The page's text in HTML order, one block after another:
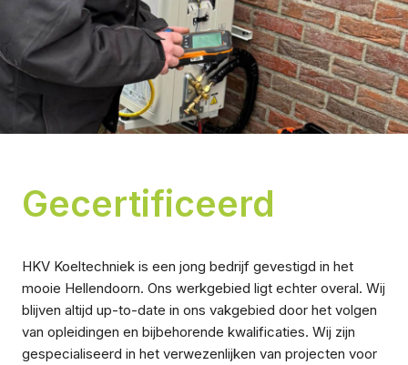
Gecertificeerd
HKV Koeltechniek is een jong bedrijf gevestigd in het
mooie Hellendoorn. Ons werkgebied ligt echter overal. Wij
blijven altijd up-to-date in ons vakgebied door het volgen
van opleidingen en bijbehorende kwalificaties. Wij zijn
gespecialiseerd in het verwezenlijken van projecten voor